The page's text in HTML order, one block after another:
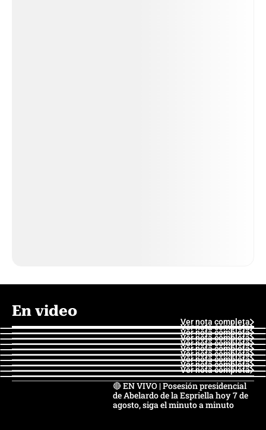
En video
Ver nota completa
Ver nota completa
Ver nota completa
Ver nota completa
Ver nota completa
Ver nota completa
Ver nota completa
Ver nota completa
Ver nota completa
Ver nota completa
🔴 EN VIVO | Posesión presidencial
de Abelardo de la Espriella hoy 7 de
agosto, siga el minuto a minuto